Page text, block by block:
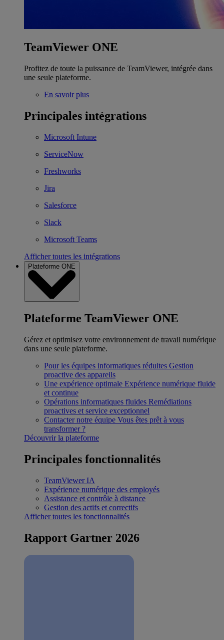
TeamViewer ONE
Profitez de toute la puissance de TeamViewer, intégrée dans
une seule plateforme.
En savoir plus
Principales intégrations
Microsoft Intune
ServiceNow
Freshworks
Jira
Salesforce
Slack
Microsoft Teams
Afficher toutes les intégrations
Plateforme ONE
Plateforme TeamViewer ONE
Gérez et optimisez votre environnement de travail numérique
dans une seule plateforme.
Pour les équipes informatiques réduites Gestion
proactive des appareils
Une expérience optimale Expérience numérique fluide
et continue
Opérations informatiques fluides Remédiations
proactives et service exceptionnel
Contacter notre équipe Vous êtes prêt à vous
transformer ?
Découvrir la plateforme
Principales fonctionnalités
TeamViewer IA
Expérience numérique des employés
Assistance et contrôle à distance
Gestion des actifs et correctifs
Afficher toutes les fonctionnalités
Rapport Gartner 2026